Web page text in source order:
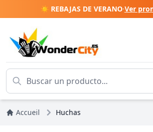
☀️ REBAJAS DE VERANO·Ver
Accueil Huchas